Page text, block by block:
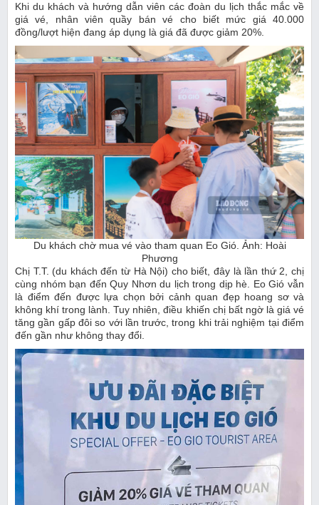
Khi du khách và hướng dẫn viên các đoàn du lịch thắc mắc về
giá vé, nhân viên quầy bán vé cho biết mức giá 40.000
đồng/lượt hiện đang áp dụng là giá đã được giảm 20%.
Du khách chờ mua vé vào tham quan Eo Gió. Ảnh: Hoài
Phương
Chị T.T. (du khách đến từ Hà Nội) cho biết, đây là lần thứ 2, chị
cùng nhóm bạn đến Quy Nhơn du lịch trong dịp hè. Eo Gió vẫn
là điểm đến được lựa chọn bởi cảnh quan đẹp hoang sơ và
không khí trong lành. Tuy nhiên, điều khiến chị bất ngờ là giá vé
tăng gần gấp đôi so với lần trước, trong khi trải nghiệm tại điểm
đến gần như không thay đổi.